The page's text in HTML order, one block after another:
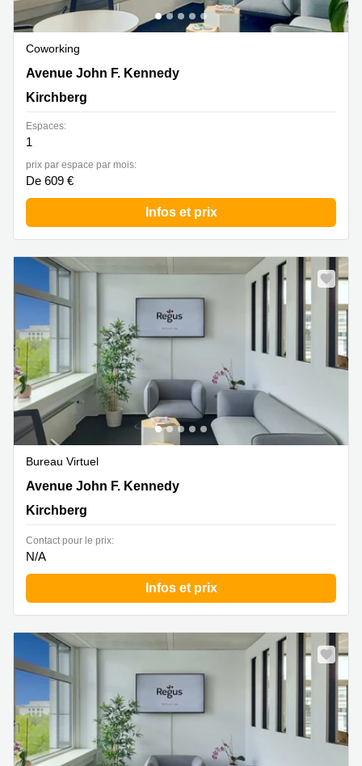
Coworking
43 avenue John F. Kennedy, Kirchberg
Avenue John F. Kennedy
Kirchberg
Espaces:
1
prix par espace par mois:
De 609 €
Infos et prix
Bureau Virtuel
43 avenue John F. Kennedy, Kirchberg
Avenue John F. Kennedy
Kirchberg
Contact pour le prix:
N/A
Infos et prix